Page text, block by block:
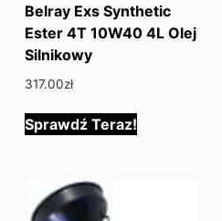
Belray Exs Synthetic
Ester 4T 10W40 4L Olej
Silnikowy
317.00zł
Sprawdź Teraz!